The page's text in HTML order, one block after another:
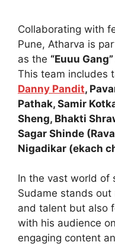
Collaborating with
Pune, Atharva is
as the “Euuu Gang”
This team includes
Danny Pandit,
Pathak, Samir
Sheng, Bhakti
Sagar Shinde
Nigadikar (ekach
In the vast world of
Sudame stands
and talent but also
with his audience
engaging content